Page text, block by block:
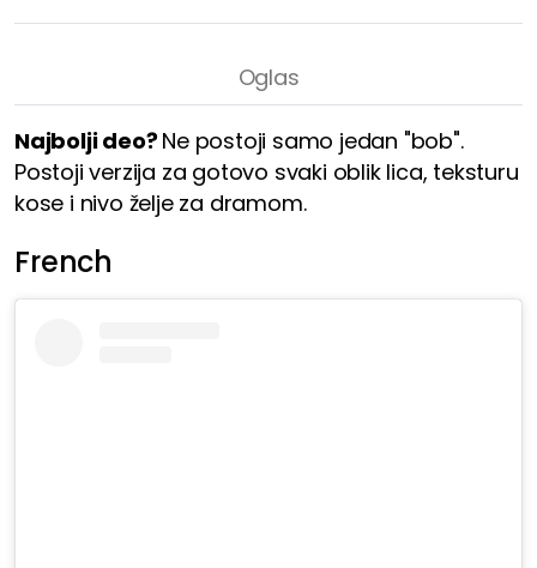
Najbolji deo?Ne postoji samo jedan "bob".
Postoji verzija za gotovo svaki oblik lica, teksturu
kose i nivo želje za dramom.
French